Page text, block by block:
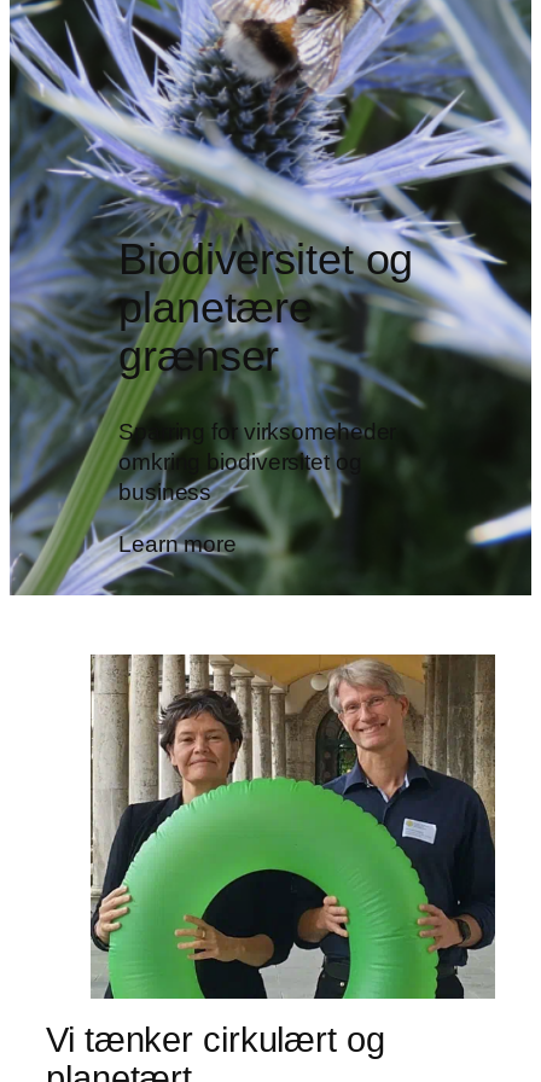
Biodiversitet og
planetære
grænser
Sparring for virksomeheder
omkring biodiversitet og
business
Learn more
Vi tænker cirkulært og